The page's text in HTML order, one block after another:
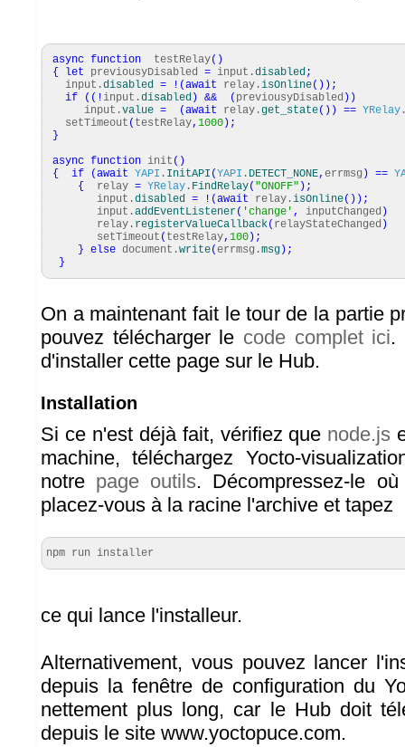
async function testRelay( )
{
let previousyDisabled = input.disabled;
input.disabled = ! (await relay.isOnline( ) ) ;
if
( ( ! input.disabled ) && ( previousyDisabled ) )
input.value = (await relay.get_state( ) ) == YRelay
setTimeout ( testRelay, 1000 ) ;
}
async function init ( )
{
if (await YAPI . InitAPI (YAPI . DETECT_NONE, errmsg ) ==
{
relay = YRelay . FindRelay( "ONOFF" ) ;
input.disabled = ! (await relay.isOnline( ) ) ;
input.addEventListener( 'change' , inputChanged )
relay. registerValueCallback( relayStateChanged )
setTimeout ( testRelay, 100 ) ;
} else document.write(errmsg.msg ) ;
}
On a maintenant fait le tour de la partie
pouvez télécharger le code complet ici.
d'installer cette page sur le Hub.
Installation
Si ce n'est déjà fait, vérifiez que node.js
machine, téléchargez Yocto-
notre page outils. Décompressez-le
placez-vous à la racine l'archive et tapez
npm run installer
ce qui lance l'installeur.
Alternativement, vous pouvez lancer
depuis la fenêtre de configuration du
nettement plus long, car le Hub doit
depuis le site www.yoctopuce.com.